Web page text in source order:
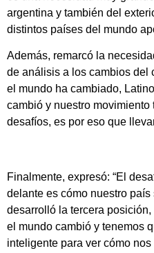
argentina y también del
distintos países del mundo
Además, remarcó la
de análisis a los cambios del
el mundo ha cambiado,
cambió y nuestro
desafíos, es por eso que
Finalmente, expresó: “El
delante es cómo nuestro
desarrolló la tercera
el mundo cambió y tenemos
inteligente para ver cómo